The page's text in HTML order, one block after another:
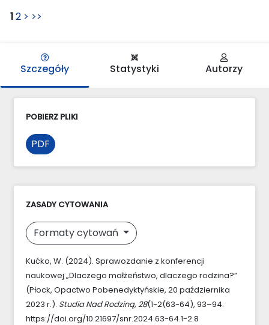
12 > >>
Szczegóły Statystyki Autorzy
POBIERZ PLIKI
PDF
ZASADY CYTOWANIA
Formaty cytowań
Kućko, W. (2024). Sprawozdanie z konferencji
naukowej „Dlaczego małżeństwo, dlaczego rodzina?”
(Płock, Opactwo Pobenedyktyńskie, 20 października
2023 r.). Studia Nad Rodziną, 28(1-2(63-64), 93–94.
https://doi.org/10.21697/snr.2024.63-64.1-2.8